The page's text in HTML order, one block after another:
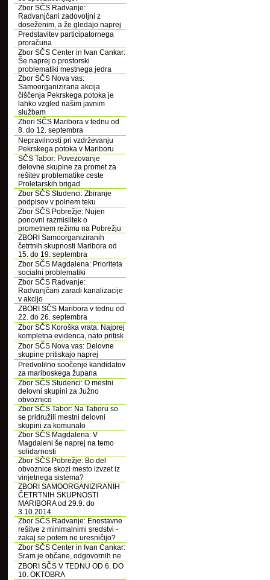
Zbor SČS Radvanje:
Radvanjčani zadovoljni z
doseženim, a že gledajo naprej
Predstavitev participatornega
proračuna
Zbor SČS Center in Ivan Cankar:
Še naprej o prostorski
problematiki mestnega jedra
Zbor SČS Nova vas:
Samoorganizirana akcija
čiščenja Pekrskega potoka je
lahko vzgled našim javnim
službam
Zbori SČS Maribora v tednu od
8. do 12. septembra
Nepravilnosti pri vzdrževanju
Pekrskega potoka v Mariboru
SČS Tabor: Povezovanje
delovne skupine za promet za
rešitev problematike ceste
Proletarskih brigad
Zbor SČS Studenci: Zbiranje
podpisov v polnem teku
Zbor SČS Pobrežje: Nujen
ponovni razmislitek o
prometnem režimu na Pobrežju
ZBORI Samoorganiziranih
četrtnih skupnosti Maribora od
15. do 19. septembra
Zbor SČS Magdalena: Prioriteta
socialni problematiki
Zbor SČS Radvanje:
Radvanjčani zaradi kanalizacije
v akcijo
ZBORI SČS Maribora v tednu od
22. do 26. septembra
Zbor SČS Koroška vrata: Najprej
kompletna evidenca, nato pritisk
Zbor SČS Nova vas: Delovne
skupine pritiskajo naprej
Predvolilno soočenje kandidatov
za mariboskega župana
Zbor SČS Studenci: O mestni
delovni skupini za Južno
obvoznico
Zbor SČS Tabor: Na Taboru so
se pridružili mestni delovni
skupini za komunalo
Zbor SČS Magdalena: V
Magdaleni še naprej na temo
solidarnosti
Zbor SČS Pobrežje: Bo del
obvoznice skozi mesto izvzet iz
vinjetnega sistema?
ZBORI SAMOORGANIZIRANIH
ČETRTNIH SKUPNOSTI
MARIBORA od 29.9. do
3.10.2014
Zbor SČS Radvanje: Enostavne
rešitve z minimalnimi sredstvi -
zakaj se potem ne uresničijo?
Zbor SČS Center in Ivan Cankar:
Sram je občane, odgovornih ne
ZBORI SČS V TEDNU OD 6. DO
10. OKTOBRA